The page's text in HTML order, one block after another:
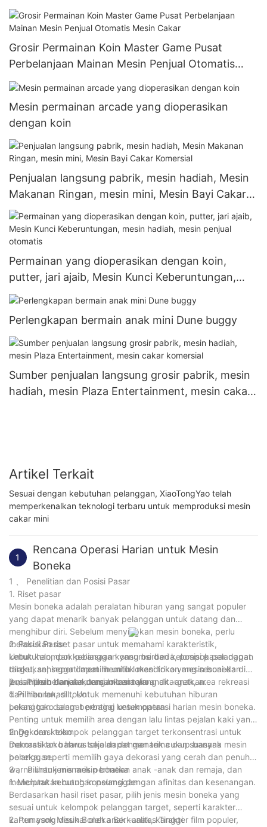
Grosir Permainan Koin Master Game Pusat
Perbelanjaan Mainan Mesin Penjual Otomatis
Mesin Cakar
Mesin permainan arcade yang dioperasikan
dengan koin
Penjualan langsung pabrik, mesin hadiah, Mesin
Makanan Ringan, mesin mini, Mesin Bayi Cakar
Komersial
Permainan yang dioperasikan dengan koin,
putter, jari ajaib, Mesin Kunci Keberuntungan,
mesin hadiah, mesin penjual otomatis
Perlengkapan bermain anak mini Dune buggy
Sumber penjualan langsung grosir pabrik, mesin
hadiah, mesin Plaza Entertainment, mesin cakar
Artikel Terkait
Sesuai dengan kebutuhan pelanggan, XiaoTongYao telah
memperkenalkan teknologi terbaru untuk memproduksi mesin
cakar mini
1
Rencana Operasi Harian untuk Mesin
Boneka
1 、 Penelitian dan Posisi Pasar
1. Riset pasar
Mesin boneka adalah peralatan hiburan yang sangat populer
yang dapat menarik banyak pelanggan untuk datang dan
menghibur diri. Sebelum menyiapkan mesin boneka, perlu
melakukan riset pasar untuk memahami karakteristik,
kebutuhan, dan kebiasaan konsumsi dari kelompok pelanggan
target, sehingga dapat memilih lokasi toko yang sesuai dan
jenis mesin boneka dengan cara yang ditargetkan.
2. Posisi Pasar
Untuk kelompok pelanggan yang berbeda, posisi pasar dapat
dilakukan, seperti memilih untuk mendirikan mesin boneka di
pusat perbelanjaan, taman bermain anak -anak, area rekreasi
dan hiburan, dll., Untuk memenuhi kebutuhan hiburan
pelanggan dalam berbagai kesempatan.
2 、 Pilihan dan dekorasi lokasi toko
1. Pilihan lokasi toko
Lokasi toko sangat penting untuk operasi harian mesin boneka.
Penting untuk memilih area dengan lalu lintas pejalan kaki yang
tinggi dan kelompok pelanggan target terkonsentrasi untuk
memastikan bahwa toko dapat menarik cukup banyak
pelanggan.
2. Dekorasi toko
Dekorasi toko harus sejalan dengan tema dan suasana mesin
boneka, seperti memilih gaya dekorasi yang cerah dan penuh
warna untuk menarik perhatian anak -anak dan remaja, dan
menciptakan ruang konsumsi dengan afinitas dan kesenangan.
3 、 Pilihan jenis mesin boneka
1. Menurut kebutuhan pelanggan
Berdasarkan hasil riset pasar, pilih jenis mesin boneka yang
sesuai untuk kelompok pelanggan target, seperti karakter
kartun yang disukai oleh anak -anak, karakter film populer,
2. Pemasok Mesin Boneka Berkualitas Tinggi